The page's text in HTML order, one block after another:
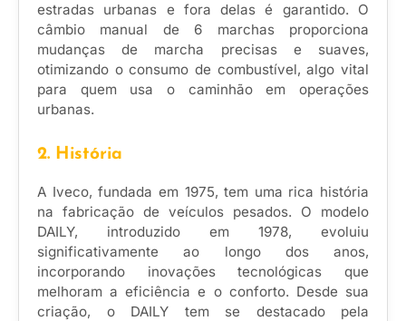
estradas urbanas e fora delas é garantido. O
câmbio manual de 6 marchas proporciona
mudanças de marcha precisas e suaves,
otimizando o consumo de combustível, algo vital
para quem usa o caminhão em operações
urbanas.
2. História
A Iveco, fundada em 1975, tem uma rica história
na fabricação de veículos pesados. O modelo
DAILY, introduzido em 1978, evoluiu
significativamente ao longo dos anos,
incorporando inovações tecnológicas que
melhoram a eficiência e o conforto. Desde sua
criação, o DAILY tem se destacado pela